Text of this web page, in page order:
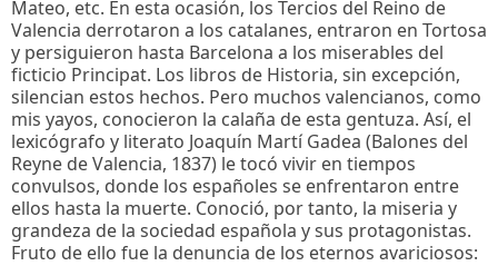
Mateo, etc. En esta ocasión, los Tercios del Reino de
Valencia derrotaron a los catalanes, entraron en Tortosa
y persiguieron hasta Barcelona a los miserables del
ficticio Principat. Los libros de Historia, sin excepción,
silencian estos hechos. Pero muchos valencianos, como
mis yayos, conocieron la calaña de esta gentuza. Así, el
lexicógrafo y literato Joaquín Martí Gadea (Balones del
Reyne de Valencia, 1837) le tocó vivir en tiempos
convulsos, donde los españoles se enfrentaron entre
ellos hasta la muerte. Conoció, por tanto, la miseria y
grandeza de la sociedad española y sus protagonistas.
Fruto de ello fue la denuncia de los eternos avariciosos: